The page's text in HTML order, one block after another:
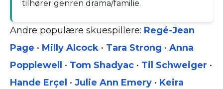
tilhører genren drama/familie.
Andre populære skuespillere: Regé-Jean
Page • Milly Alcock • Tara Strong • Anna
Popplewell
• Tom Shadyac • Til Schweiger •
Hande Erçel • Julie Ann Emery • Keira